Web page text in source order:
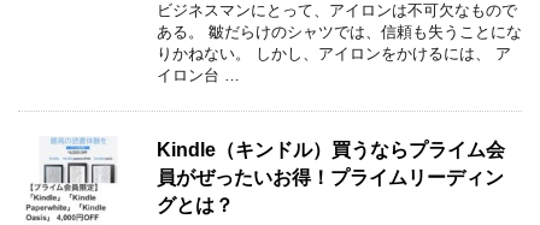
ビジネスマンにとって、アイロンは不可欠なもので
ある。 皺だらけのシャツでは、信頼も失うことにな
りかねない。 しかし、アイロンをかけるには、 ア
イロン台 …
Kindle（キンドル）買うならプライム会
員がぜったいお得！プライムリーディン
グとは？